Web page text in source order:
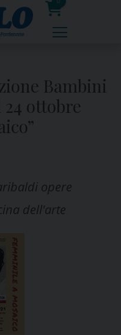
0
prodotti
Bambini
ottobre
opere
dell'arte